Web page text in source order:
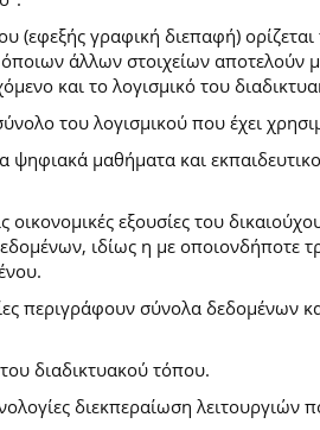
γραφική διεπαφή)
άλλων στοιχείων
και το λογισμικό του
του λογισμικού που έχει
ψηφιακά μαθήματα και
εξουσίες του
ιδίως η με
περιγράφουν σύνολα δεδομένων
διαδικτυακού τόπου.
διεκπεραίωση λειτουργιών